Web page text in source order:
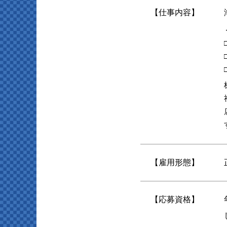
【仕事内容】
【雇用形態】
【応募資格】